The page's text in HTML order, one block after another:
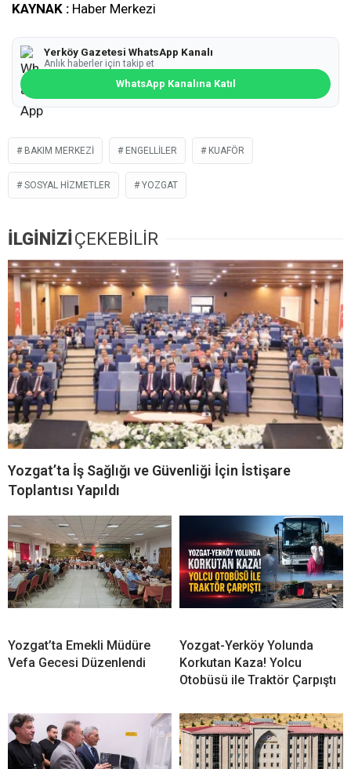
KAYNAK : Haber Merkezi
Yerköy Gazetesi WhatsApp Kanalı
Anlık haberler için takip et
WhatsApp Kanalına Katıl
BAKIM MERKEZI ENGELLILER KUAFÖR
SOSYAL HIZMETLER YOZGAT
İLGİNİZİ ÇEKEBİLİR
Yozgat’ta İş Sağlığı ve Güvenliği İçin İstişare
Toplantısı Yapıldı
Yozgat’ta Emekli Müdüre
Vefa Gecesi Düzenlendi
Yozgat-Yerköy Yolunda
Korkutan Kaza! Yolcu
Otobüsü ile Traktör Çarpıştı